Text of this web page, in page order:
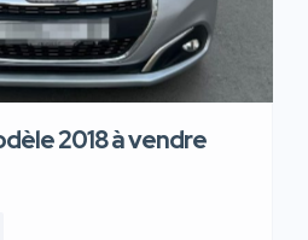
2018 à vendre